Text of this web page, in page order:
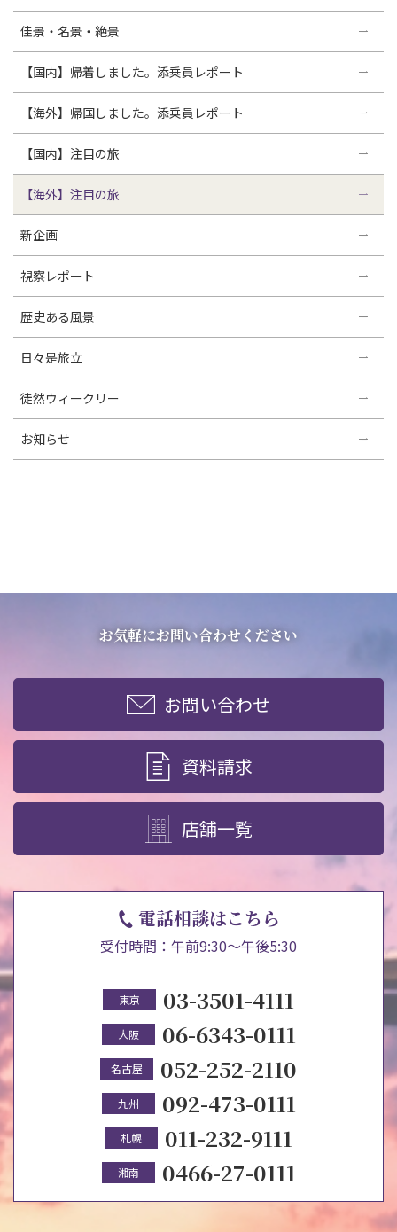
佳景・名景・絶景
【国内】帰着しました。添乗員レポート
【海外】帰国しました。添乗員レポート
【国内】注目の旅
【海外】注目の旅
新企画
視察レポート
歴史ある風景
日々是旅立
徒然ウィークリー
お知らせ
お気軽にお問い合わせください
お問い合わせ
資料請求
店舗一覧
電話相談はこちら
受付時間：午前9:30～午後5:30
東京 03-3501-4111
大阪 06-6343-0111
名古屋 052-252-2110
九州 092-473-0111
札幌 011-232-9111
湘南 0466-27-0111